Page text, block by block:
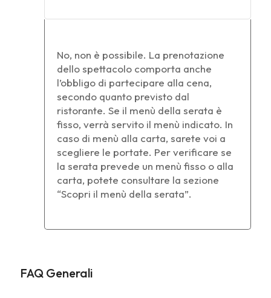
No, non è possibile. La prenotazione
dello spettacolo comporta anche
l’obbligo di partecipare alla cena,
secondo quanto previsto dal
ristorante. Se il menù della serata è
fisso, verrà servito il menù indicato. In
caso di menù alla carta, sarete voi a
scegliere le portate. Per verificare se
la serata prevede un menù fisso o alla
carta, potete consultare la sezione
“Scopri il menù della serata”.
FAQ Generali